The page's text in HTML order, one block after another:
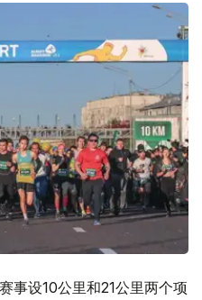
事设10公里和21公里两个项